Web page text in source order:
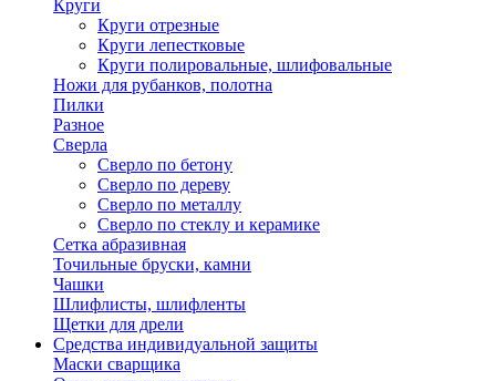
Круги
Круги отрезные
Круги лепестковые
Круги полировальные, шлифовальные
Ножи для рубанков, полотна
Пилки
Разное
Сверла
Сверло по бетону
Сверло по дереву
Сверло по металлу
Сверло по стеклу и керамике
Сетка абразивная
Точильные бруски, камни
Чашки
Шлифлисты, шлифленты
Щетки для дрели
Средства индивидуальной защиты
Маски сварщика